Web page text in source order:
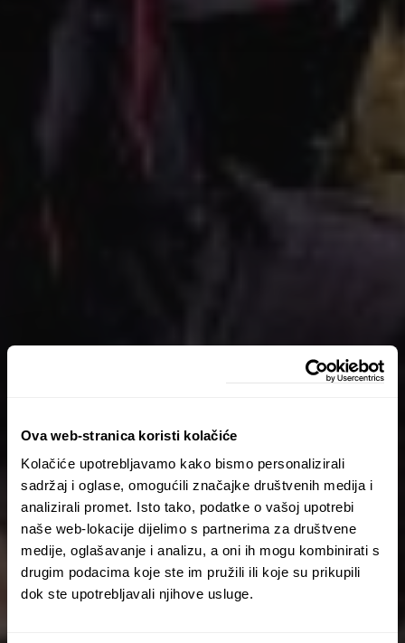
Ova web-stranica koristi kolačiće
Kolačiće upotrebljavamo kako bismo personalizirali
sadržaj i oglase, omogućili značajke društvenih medija i
analizirali promet. Isto tako, podatke o vašoj upotrebi
naše web-lokacije dijelimo s partnerima za društvene
medije, oglašavanje i analizu, a oni ih mogu kombinirati s
drugim podacima koje ste im pružili ili koje su prikupili
dok ste upotrebljavali njihove usluge.